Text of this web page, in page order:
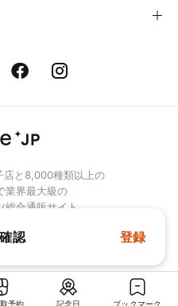
予約 記念日 ブックマーク
店と8,000種類以上の
業界最大級の
総合通販サイト
Ltd.
認 登録